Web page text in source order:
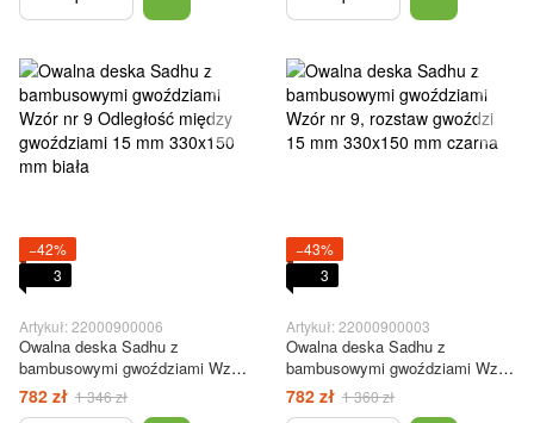
−42%
3
Artykuł: 22000900006
Owalna deska Sadhu z
bambusowymi gwoździami Wzór
nr 9 Odległość między
gwoździami 15 mm 330x150 mm
782 zł 1 346 zł
−43%
3
Artykuł: 22000900003
Owalna deska Sadhu z
bambusowymi gwoździami Wzór
nr 9, rozstaw gwoździ 15 mm
330x150 mm czarna
782 zł 1 360 zł